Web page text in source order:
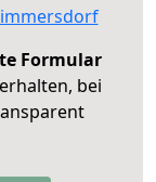
Formular
bei